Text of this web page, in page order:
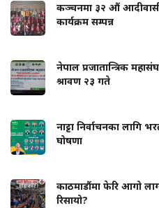
कञ्चनमा ३२ औं
कार्यक्रम सम्पन्न
नेपाल प्रजातान्त्रिक
श्रावण २३ गते
नाट्टा निर्वाचनका लागि
घोषणा
काठमाडौंमा फेरि आगो
रिसायो?